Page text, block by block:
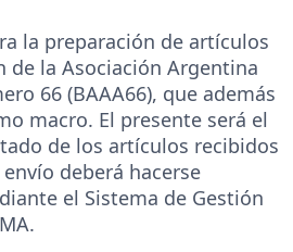
la preparación de artículos
de la Asociación Argentina
66 (BAAA66), que además
macro. El presente será el
de los artículos recibidos
deberá hacerse
el Sistema de Gestión